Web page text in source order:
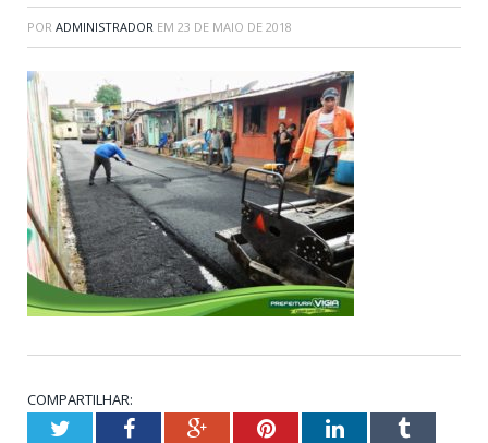
POR ADMINISTRADOR EM 23 DE MAIO DE 2018
COMPARTILHAR:
TwitterFacebookGoogle+PinterestLinkedInTumblr